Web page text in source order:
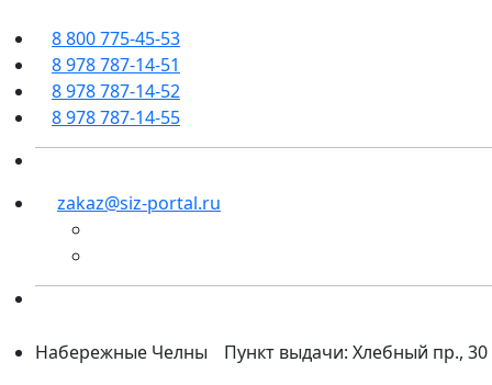
8 800 775-45-53
8 978 787-14-51
8 978 787-14-52
8 978 787-14-55
zakaz@siz-portal.ru
Набережные Челны Пункт выдачи: Хлебный пр., 30